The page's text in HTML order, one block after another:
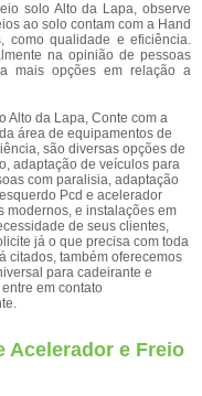
solo Alto da Lapa, observe
ao solo contam com a Hand
como qualidade e eficiência.
na opinião de pessoas
mais opções em relação a
Alto da Lapa, Conte com a
área de equipamentos de
são diversas opções de
adaptação de veículos para
com paralisia, adaptação
Pcd e acelerador
modernos, e instalações em
de seus clientes,
já o que precisa com toda
citados, também oferecemos
para cadeirante e
em contato
Acelerador e Freio